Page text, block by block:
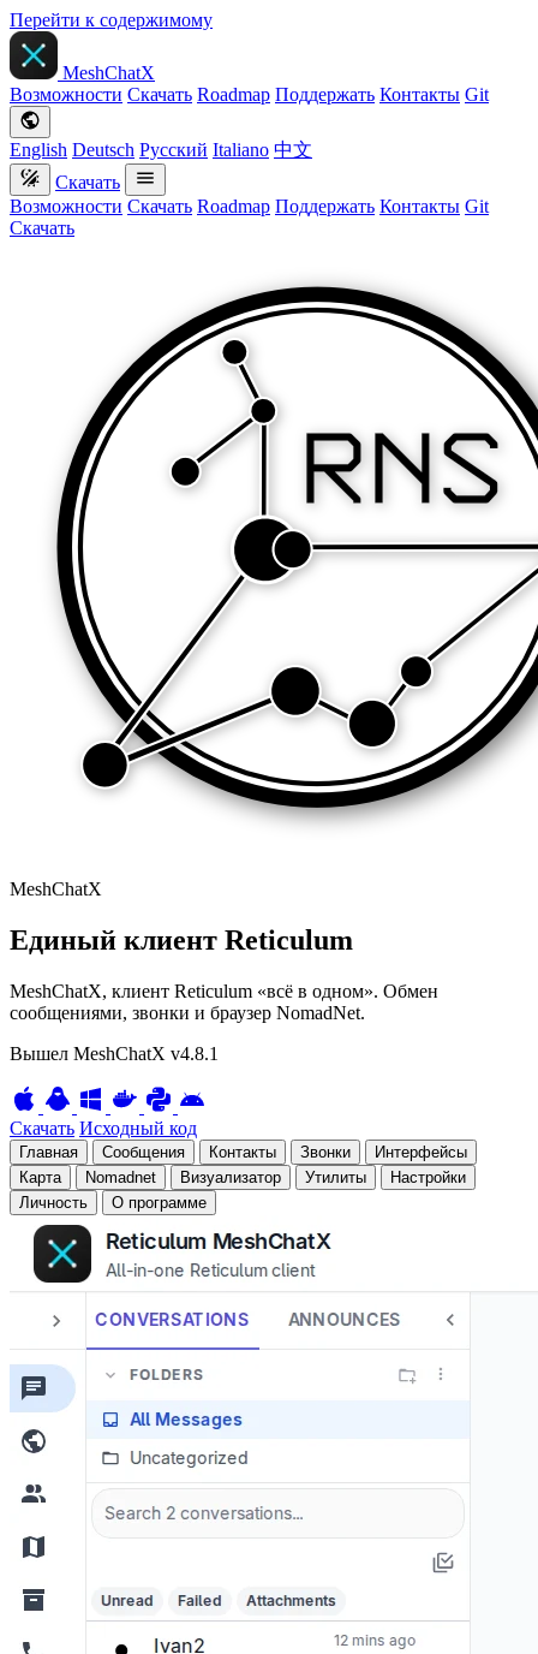
Перейти к содержимому
MeshChatX
Возможности Скачать Roadmap Поддержать Контакты Git
English Deutsch Русский Italiano 中文
Скачать
Возможности Скачать Roadmap Поддержать Контакты Git
Скачать
MeshChatX
Единый клиент Reticulum
MeshChatX, клиент Reticulum «всё в одном». Обмен
сообщениями, звонки и браузер NomadNet.
Вышел MeshChatX v4.8.1
Скачать Исходный код
Главная Сообщения Контакты Звонки
Интерфейсы
Карта
Nomadnet Визуализатор Утилиты
Настройки
Личность
О программе